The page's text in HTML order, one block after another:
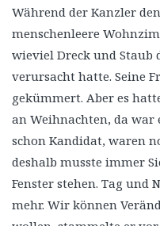
Während der Kanzler
menschenleere
wieviel Dreck und Staub
verursacht hatte. Seine
gekümmert. Aber es
an Weihnachten, da war
schon Kandidat, waren
deshalb musste immer
Fenster stehen. Tag und
mehr. Wir können